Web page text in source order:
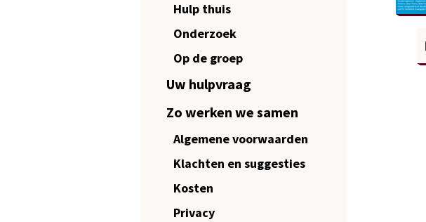
Hulp thuis
Onderzoek
Op de groep
Uw hulpvraag
Zo werken we samen
Algemene voorwaarden
Klachten en suggesties
Kosten
Privacy